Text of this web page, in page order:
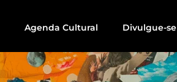
Agenda Cultural Divulgue-se